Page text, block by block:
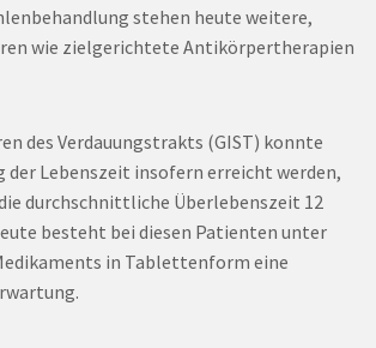
stehen heute weitere,
wie zielgerichtete Antikörpertherapien
des Verdauungstrakts (GIST) konnte
der Lebenszeit insofern erreicht werden,
durchschnittliche Überlebenszeit 12
besteht bei diesen Patienten unter
in Tablettenform eine